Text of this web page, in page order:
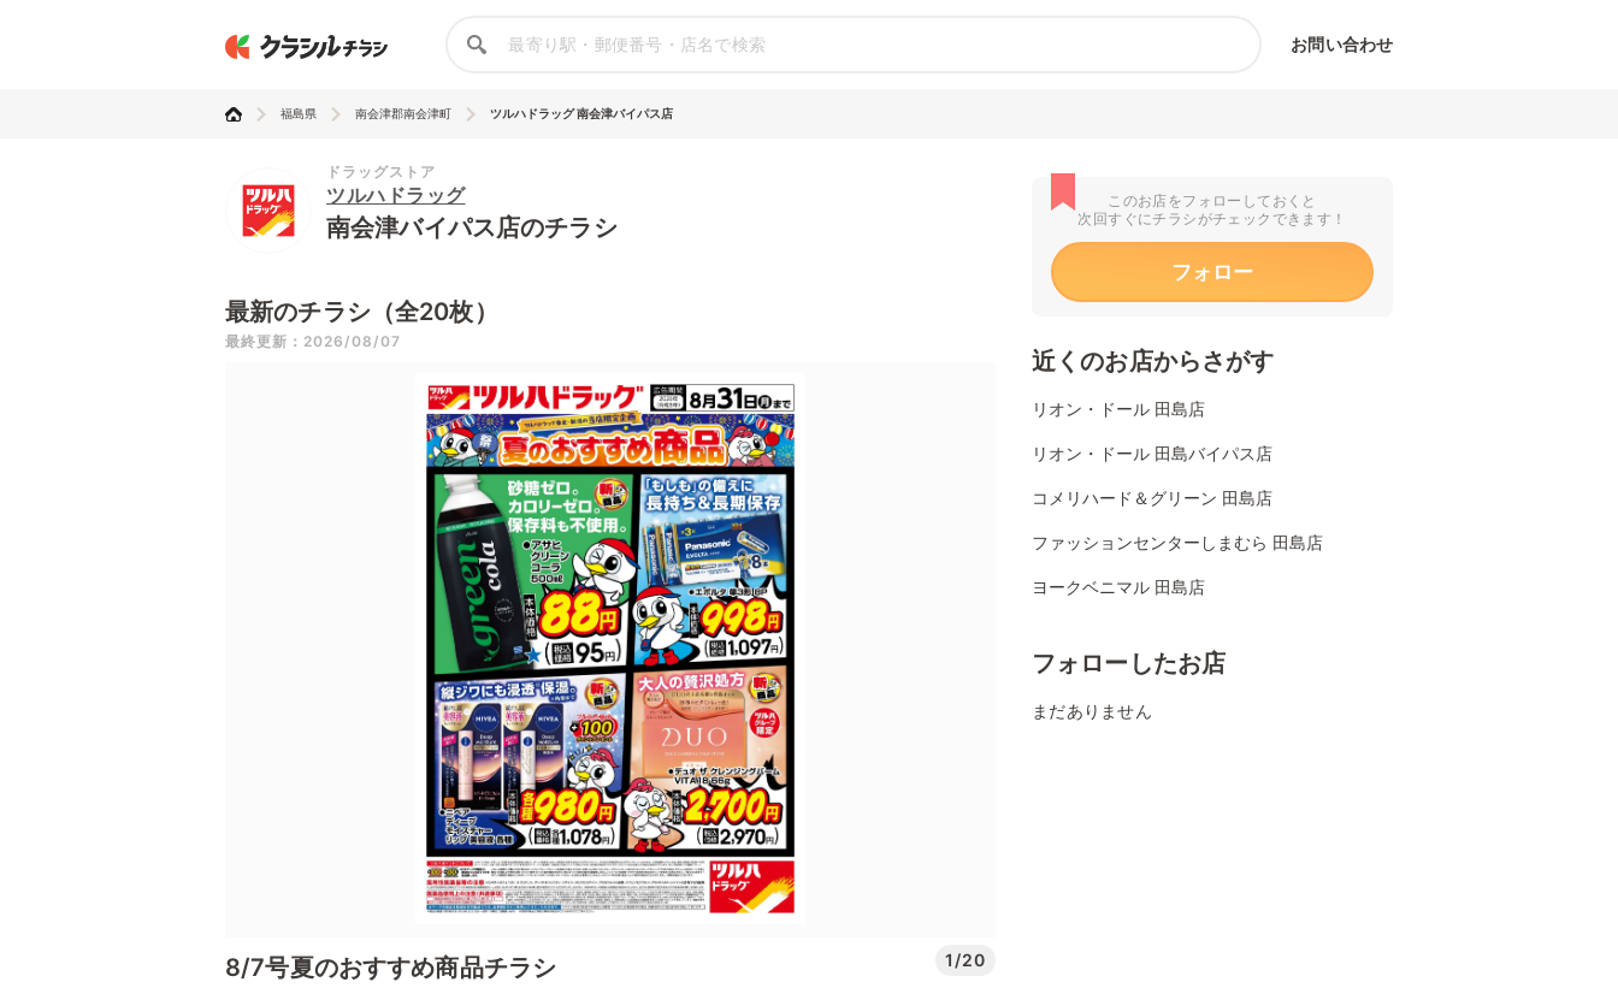
お問い合わせ
福島県 南会津郡南会津町 ツルハドラッグ 南会津バイパス店
ドラッグストア
ツルハドラッグ
南会津バイパス店のチラシ
最新のチラシ（全20枚）
最終更新：2026/08/07
8/7号夏のおすすめ商品チラシ 1/20
このお店をフォローしておくと
次回すぐにチラシがチェックできます！
フォロー
近くのお店からさがす
リオン・ドール 田島店
リオン・ドール 田島バイパス店
コメリハード＆グリーン 田島店
ファッションセンターしまむら 田島店
ヨークベニマル 田島店
フォローしたお店
まだありません